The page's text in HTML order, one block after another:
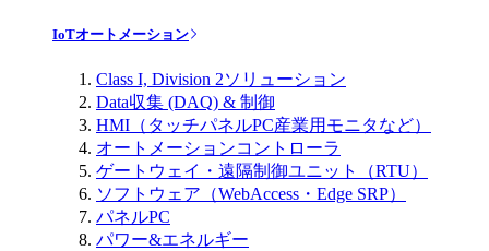
IoTオートメーション
Class I, Division 2ソリューション
Data収集 (DAQ) & 制御
HMI（タッチパネルPC産業用モニタなど）
オートメーションコントローラ
ゲートウェイ・遠隔制御ユニット（RTU）
ソフトウェア（WebAccess・Edge SRP）
パネルPC
パワー&エネルギー